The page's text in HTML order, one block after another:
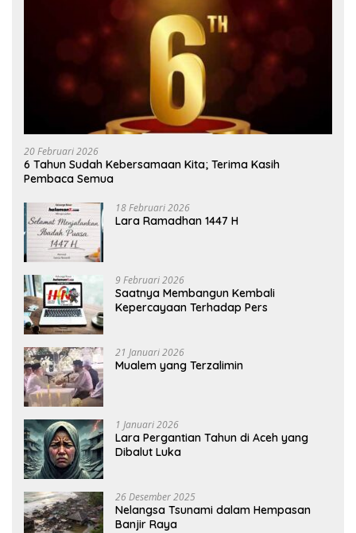
20 Februari 2026
6 Tahun Sudah Kebersamaan Kita; Terima Kasih
Pembaca Semua
18 Februari 2026
Lara Ramadhan 1447 H
9 Februari 2026
Saatnya Membangun Kembali
Kepercayaan Terhadap Pers
21 Januari 2026
Mualem yang Terzalimin
1 Januari 2026
Lara Pergantian Tahun di Aceh yang
Dibalut Luka
26 Desember 2025
Nelangsa Tsunami dalam Hempasan
Banjir Raya